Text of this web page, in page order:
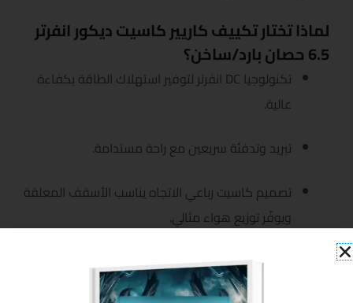
لماذا تختار تكييف كاريير كاسيت ديكور انفرتر
6.5 حصان بارد/ساخن؟
تكنولوجيا DC انفرتر لتوفير استهلاك الطاقة بكفاءة
عالية.
تبريد وتدفئة سريعين مع راحة مستدامة.
تصميم كاسيت رباعي الاتجاه يناسب الأسقف المعلقة
ويوفّر توزيع هواء مثالي.
يعمل بمبرد R410A الصديق للبيئة ولا يؤثر على طبقة